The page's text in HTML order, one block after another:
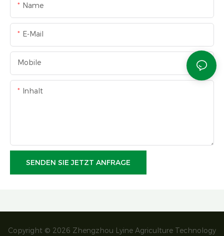
Name
E-Mail
Mobile
Inhalt
SENDEN SIE JETZT ANFRAGE
Copyright © 2026 Zhengzhou Lyine Agriculture Technology